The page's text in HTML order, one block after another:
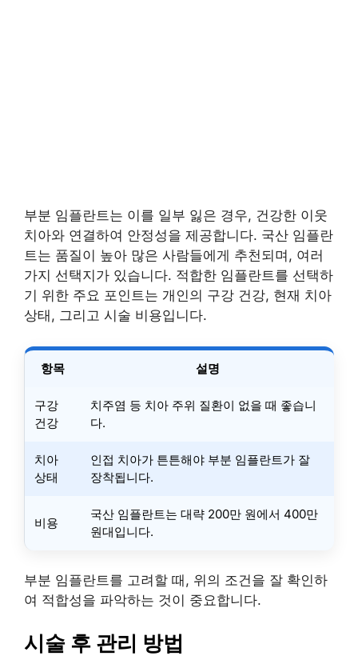
부분 임플란트는 이를 일부 잃은 경우, 건강한 이웃
치아와 연결하여 안정성을 제공합니다. 국산 임플란
트는 품질이 높아 많은 사람들에게 추천되며, 여러
가지 선택지가 있습니다. 적합한 임플란트를 선택하
기 위한 주요 포인트는 개인의 구강 건강, 현재 치아
상태, 그리고 시술 비용입니다.
항목 설명
구강
건강
치주염 등 치아 주위 질환이 없을 때 좋습니
다.
치아
상태
인접 치아가 튼튼해야 부분 임플란트가 잘
장착됩니다.
비용
국산 임플란트는 대략 200만 원에서 400만
원대입니다.
부분 임플란트를 고려할 때, 위의 조건을 잘 확인하
여 적합성을 파악하는 것이 중요합니다.
시술 후 관리 방법